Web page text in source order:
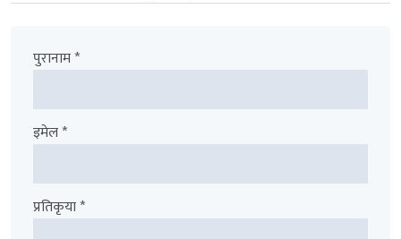
पुरानाम *
इमेल *
प्रतिकृया *